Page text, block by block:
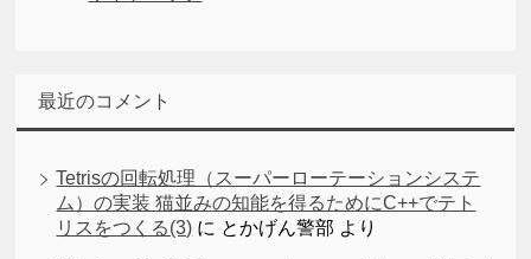
最近のコメント
Tetrisの回転処理（スーパーローテーションシステ
ム）の実装 猫並みの知能を得るためにC++でテト
リスをつくる(3) に とかげん警部 より